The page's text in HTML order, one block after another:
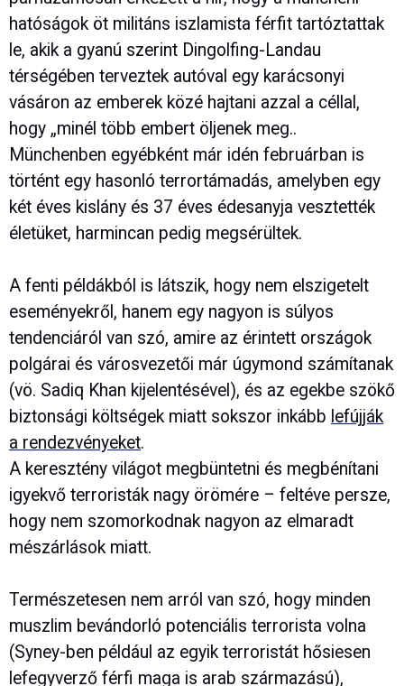
hatóságok öt militáns iszlamista férfit tartóztattak
le, akik a gyanú szerint Dingolfing-Landau
térségében terveztek autóval egy karácsonyi
vásáron az emberek közé hajtani azzal a céllal,
hogy „minél több embert öljenek meg..
Münchenben egyébként már idén februárban is
történt egy hasonló terrortámadás, amelyben egy
két éves kislány és 37 éves édesanyja vesztették
életüket, harmincan pedig megsérültek.
A fenti példákból is látszik, hogy nem elszigetelt
eseményekről, hanem egy nagyon is súlyos
tendenciáról van szó, amire az érintett országok
polgárai és városvezetői már úgymond számítanak
(vö. Sadiq Khan kijelentésével), és az egekbe szökő
biztonsági költségek miatt sokszor inkább lefújják
a rendezvényeket.
A keresztény világot megbüntetni és megbénítani
igyekvő terroristák nagy örömére – feltéve persze,
hogy nem szomorkodnak nagyon az elmaradt
mészárlások miatt.
Természetesen nem arról van szó, hogy minden
muszlim bevándorló potenciális terrorista volna
(Syney-ben például az egyik terroristát hősiesen
lefegyverző férfi maga is arab származású),